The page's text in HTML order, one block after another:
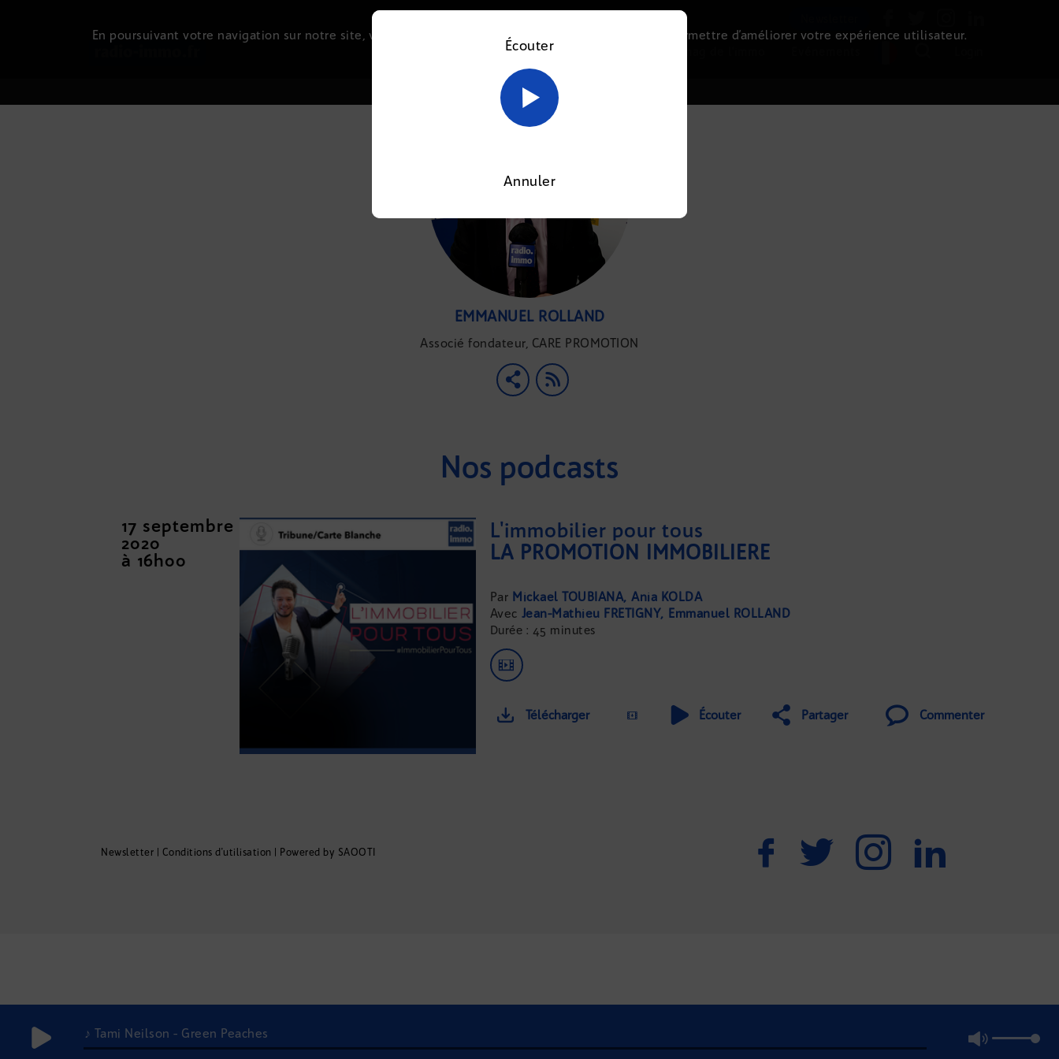
Thématiques
EMMANUEL ROLLAND
Associé fondateur, CARE PROMOTION
Nos podcasts
17 septembre
2020
à 16h00
L'immobilier pour tous
LA PROMOTION IMMOBILIÈRE
Mickael TOUBIANA Ania KOLDA
Jean-Mathieu FRETIGNY
Emmanuel ROLLAND
Durée : 45 minutes
Télécharger Écouter Partager Commenter
Newsletter Conditions d'utilisation Powered by SAOOTI
♪ Tami Neilson - Green Peaches
En poursuivant votre navigation sur notre site, vous acceptez l’utilisation de cookies afin de nous permettre d’améliorer votre expérience utilisateur.
Écouter
Annuler